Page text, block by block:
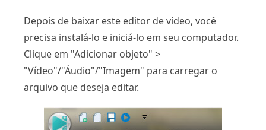
Depois de baixar este editor de vídeo, você
precisa instalá-lo e iniciá-lo em seu computador.
Clique em "Adicionar objeto" >
"Vídeo"/"Áudio"/"Imagem" para carregar o
arquivo que deseja editar.